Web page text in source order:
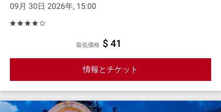
09月 30日 2026年, 15:00
最低価格 $ 41
情報とチケット